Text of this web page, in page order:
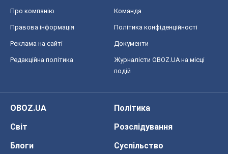
Про компанію Команда
Правова інформація Політика конфіденційності
Реклама на сайті Документи
Редакційна політика
Журналісти OBOZ.UA на місці
подій
OBOZ.UA
Політика
Світ
Розслідування
Блоги
Суспільство